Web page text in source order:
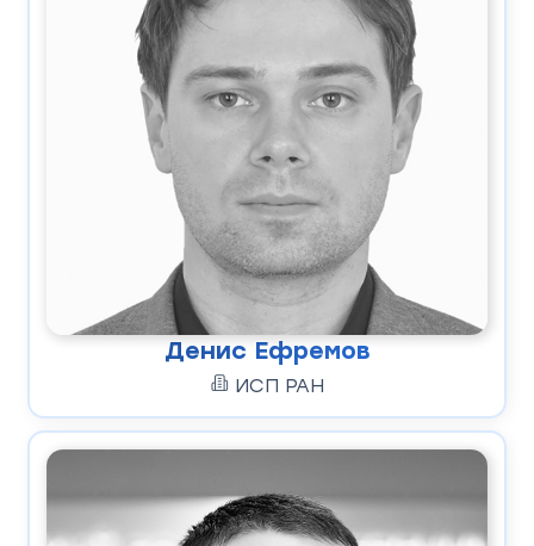
Денис Ефремов
ИСП РАН